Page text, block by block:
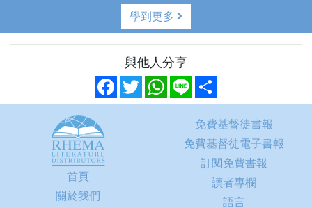
學到更多
與他人分享
Facebook
TwitterWhatsApp
Line
首頁
關於我們
免費基督徒書報
免費基督徒電子書報
訂閱免費書報
讀者專欄
語言